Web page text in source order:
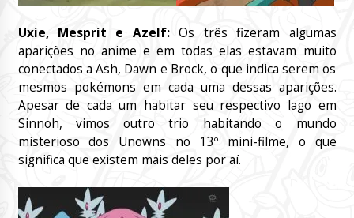
Uxie, Mesprit e Azelf:Os três fizeram algumas
aparições no anime e em todas elas estavam muito
conectados a Ash, Dawn e Brock, o que indica serem os
mesmos pokémons em cada uma dessas aparições.
Apesar de cada um habitar seu respectivo lago em
Sinnoh, vimos outro trio habitando o mundo
misterioso dos Unowns no 13º mini-filme, o que
significa que existem mais deles por aí.